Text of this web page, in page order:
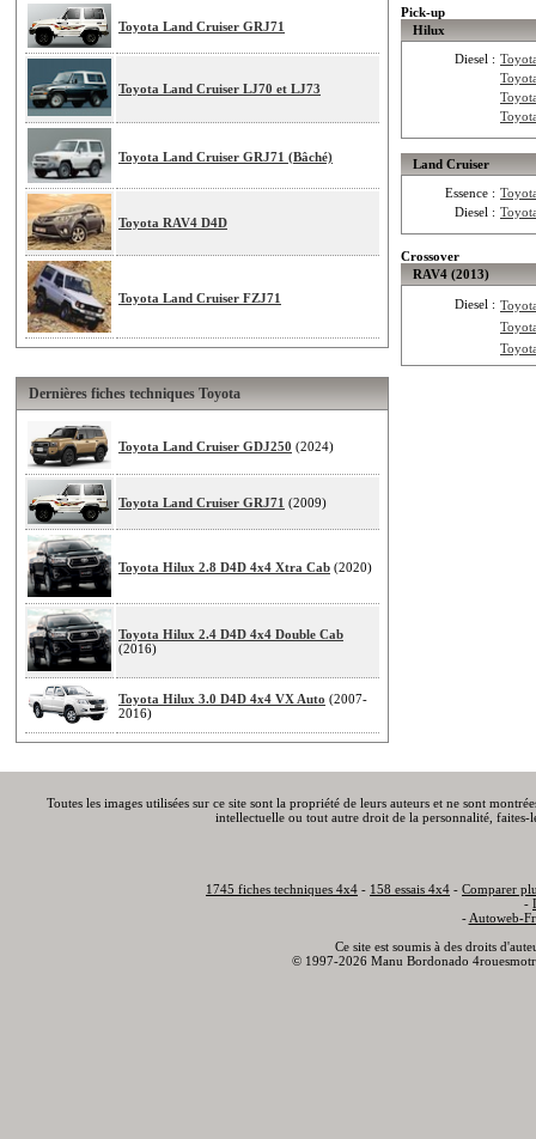
Toyota Land Cruiser GRJ71
Toyota Land Cruiser LJ70 et LJ73
Toyota Land Cruiser GRJ71 (Bâché)
Toyota RAV4 D4D
Toyota Land Cruiser FZJ71
Dernières fiches techniques Toyota
Toyota Land Cruiser GDJ250 (2024)
Toyota Land Cruiser GRJ71 (2009)
Toyota Hilux 2.8 D4D 4x4 Xtra Cab (2020)
Toyota Hilux 2.4 D4D 4x4 Double Cab
(2016)
Toyota Hilux 3.0 D4D 4x4 VX Auto (2007-
2016)
Pick-up
Hilux
Diesel :
Land Cruiser
Essence :
Diesel :
Crossover
RAV4 (2013)
Diesel :
Toutes les images utilisées sur ce site sont la propriété de leurs auteurs et ne sont
intellectuelle ou tout autre droit de la personnalité,
1745 fiches techniques 4x4 - 158 essais 4x4 - Comparer
-
- Autoweb-
Ce site est soumis à des droits
© 1997-2026 Manu Bordonado